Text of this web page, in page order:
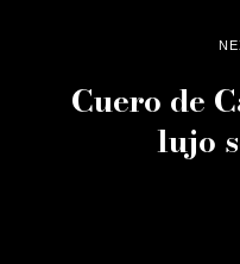
Cuero de
lujo